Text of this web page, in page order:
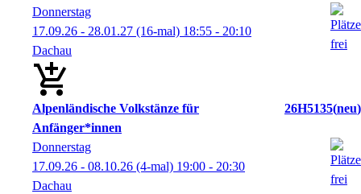
Donnerstag
17.09.26 - 28.01.27 (16-mal) 18:55 - 20:10
Dachau
Alpenländische Volkstänze für
Anfänger*innen
26H5135 neu
Donnerstag
17.09.26 - 08.10.26 (4-mal) 19:00 - 20:30
Dachau